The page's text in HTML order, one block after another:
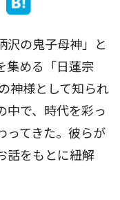
の鬼子母神」と
集める「日蓮宗
神様として知られ
中で、時代を彩っ
ってきた。彼らが
話をもとに紐解